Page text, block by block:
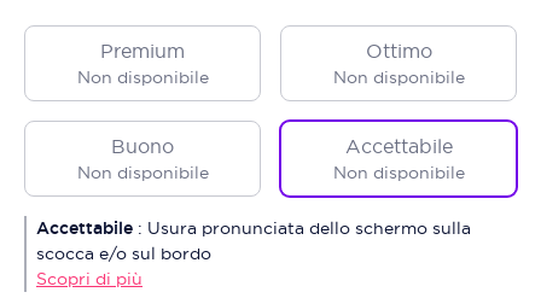
Premium
Non disponibile
Ottimo
Non disponibile
Buono
Non disponibile
Accettabile
Non disponibile
Accettabile : Usura pronunciata dello schermo sulla
scocca e/o sul bordo
Scopri di più